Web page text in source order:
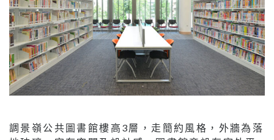
調景嶺公共圖書館樓高3層，走簡約風格，外牆為落